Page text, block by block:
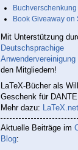
Book Giveaway on
Mit Unterstützung
Deutschsprachige
Anwendervereinigung
den Mitgliedern!
LaTeX-Bücher als
Geschenk für
Mehr dazu:
Aktuelle Beiträge im
Blog: